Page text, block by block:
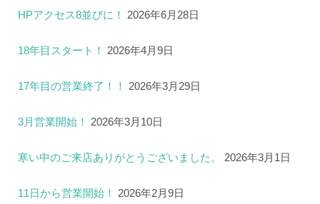
HPアクセス8並びに！ 2026年6月28日
18年目スタート！ 2026年4月9日
17年目の営業終了！！ 2026年3月29日
3月営業開始！ 2026年3月10日
寒い中のご来店ありがとうございました。 2026年3月1日
11日から営業開始！ 2026年2月9日